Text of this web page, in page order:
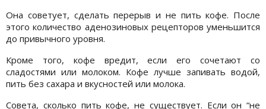
Она советует, сделать перерыв и не пить кофе. После
этого количество аденозиновых рецепторов уменьшится
до привычного уровня.
Кроме того, кофе вредит, если его сочетают со
сладостями или молоком. Кофе лучше запивать водой,
пить без сахара и вкусностей или молока.
Совета, сколько пить кофе, не существует. Если он “не